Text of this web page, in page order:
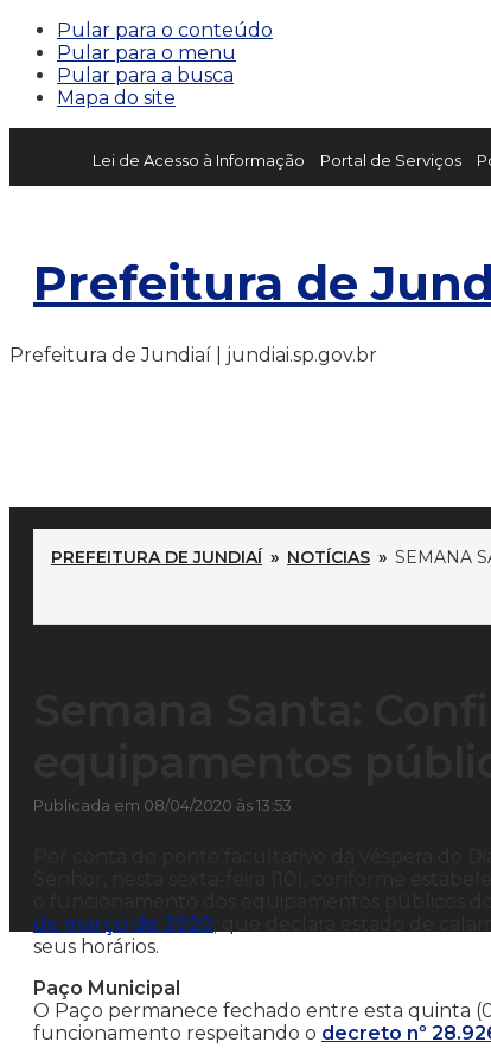
Pular para o conteúdo
Pular para o menu
Pular para a busca
Mapa do site
Lei de Acesso à Informação Portal de Serviços
Prefeitura de
Prefeitura de Jundiaí | jundiai.sp.gov.br
PREFEITURA DE JUNDIAÍ » NOTÍCIAS » SEMANA
Publicada em 08/04/2020 às 13:53
de março de 2020
seus horários.
Paço Municipal
O Paço permanece fechado entre esta quinta
funcionamento respeitando o decreto nº